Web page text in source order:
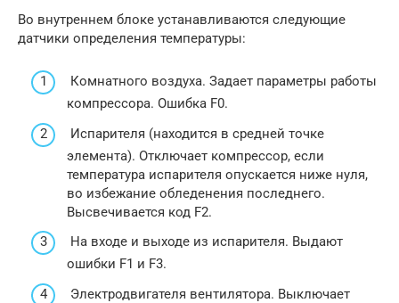
Во внутреннем блоке устанавливаются следующие
датчики определения температуры:
Комнатного воздуха. Задает параметры работы
компрессора. Ошибка F0.
Испарителя (находится в средней точке
элемента). Отключает компрессор, если
температура испарителя опускается ниже нуля,
во избежание обледенения последнего.
Высвечивается код F2.
На входе и выходе из испарителя. Выдают
ошибки F1 и F3.
Электродвигателя вентилятора. Выключает